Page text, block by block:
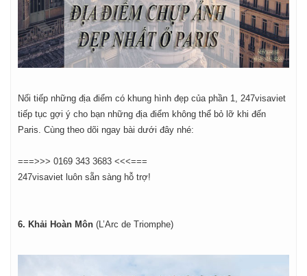
Nối tiếp những địa điểm có khung hình đẹp của phần 1, 247visaviet
tiếp tục gợi ý cho bạn những địa điểm không thể bỏ lỡ khi đến
Paris. Cùng theo dõi ngay bài dưới đây nhé:
===>>> 0169 343 3683 <<<===
247visaviet luôn sẵn sàng hỗ trợ!
6. Khải Hoàn Môn (L’Arc de Triomphe)